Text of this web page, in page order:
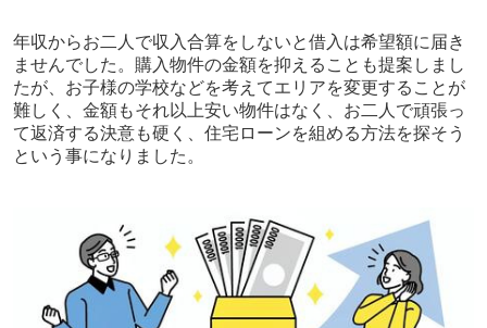
年収からお二人で収入合算をしないと借入は希望額に届き
ませんでした。購入物件の金額を抑えることも提案しまし
たが、お子様の学校などを考えてエリアを変更することが
難しく、金額もそれ以上安い物件はなく、お二人で頑張っ
て返済する決意も硬く、住宅ローンを組める方法を探そう
という事になりました。